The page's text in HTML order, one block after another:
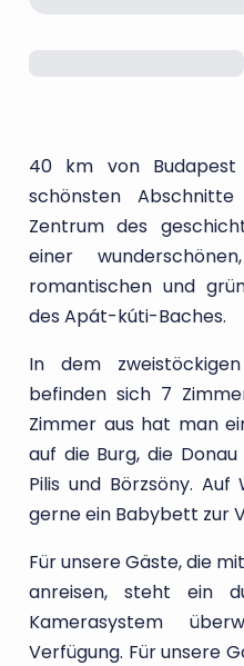
40 km von
schönsten
Zentrum des
einer
romantischen und
des Apát-kúti-Baches.
In dem
befinden sich 7
Zimmer aus hat man
auf die Burg, die
Pilis und Börzsöny.
gerne ein Babybett zur
Für unsere Gäste, die
anreisen, steht ein
Kamerasystem
Verfügung. Für unsere